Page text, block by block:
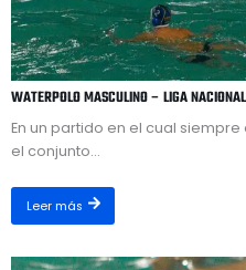
WATERPOLO MASCULINO – LIGA
En un partido en el cual
el conjunto...
Leer más